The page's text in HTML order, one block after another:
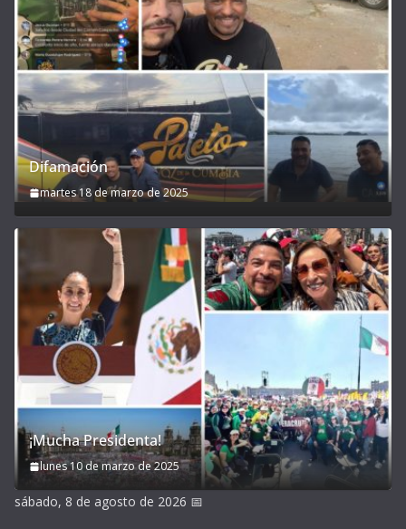
Difamación
martes 18 de marzo de 2025
¡Mucha Presidenta!
lunes 10 de marzo de 2025
sábado, 8 de agosto de 2026 📅